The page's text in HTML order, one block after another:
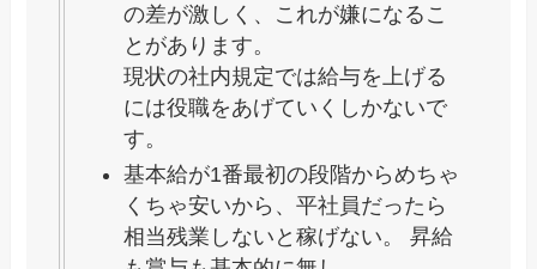
の差が激しく、これが嫌になるこ
とがあります。
現状の社内規定では給与を上げる
には役職をあげていくしかないで
す。
基本給が1番最初の段階からめちゃ
くちゃ安いから、平社員だったら
相当残業しないと稼げない。 昇給